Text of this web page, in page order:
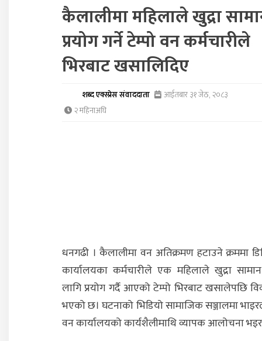
कैलालीमा महिलाले खुद्रा
प्रयोग गर्ने टेम्पो वन कर्मचारीले
भिरबाट खसालिदिए
शब्द एक्स्प्रेस संवाददाता
आईतबार ३१ जेठ, २०८३
२ महिनाअघि
धनगढी । कैलालीमा वन अतिक्रमण हटाउने क्रममा
कार्यालयका कर्मचारीले एक महिलाले खुद्रा सामान
लागि प्रयोग गर्दै आएको टेम्पो भिरबाट खसालेपछि
भएको छ। घटनाको भिडियो सामाजिक सञ्जालमा
वन कार्यालयको कार्यशैलीमाथि व्यापक आलोचना